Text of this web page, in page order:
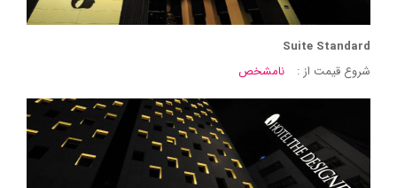
Suite Standard
شروع قیمت از :
نامشخص